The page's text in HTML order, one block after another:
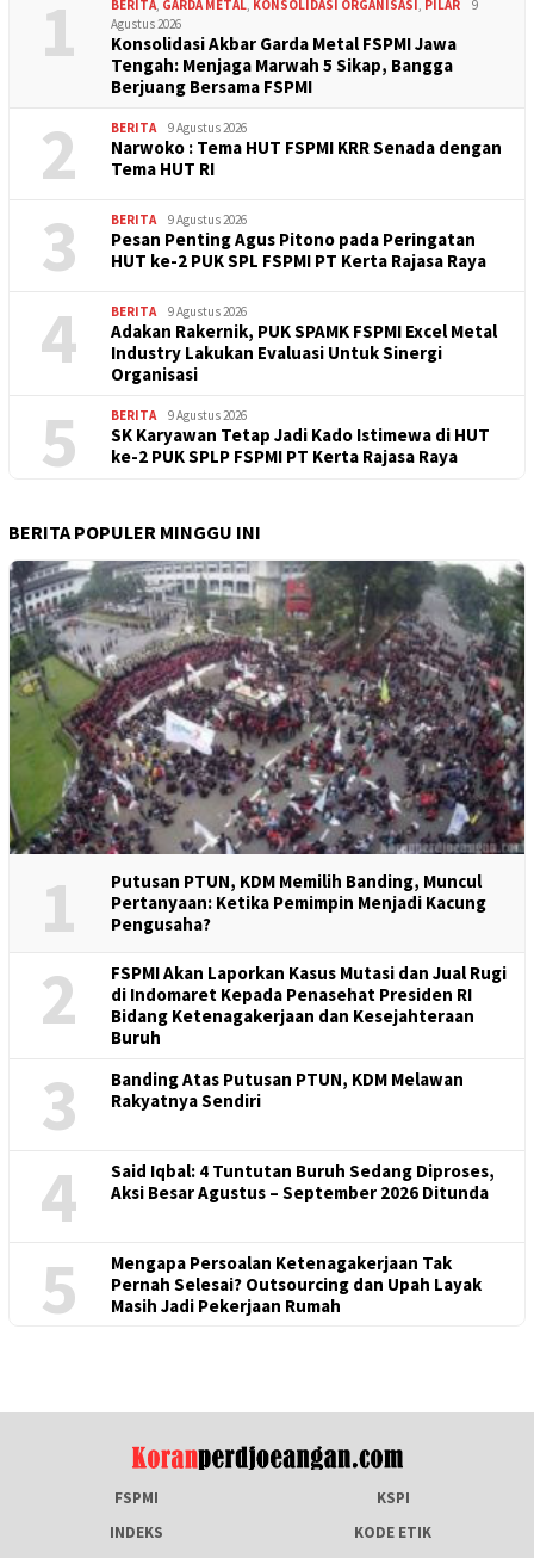
1 BERITA GARDA METAL KONSOLIDASI ORGANISASI PILAR
9
Agustus 2026
Konsolidasi Akbar Garda Metal FSPMI Jawa
Tengah: Menjaga Marwah 5 Sikap, Bangga
Berjuang Bersama FSPMI
2 BERITA 9 Agustus 2026
Narwoko : Tema HUT FSPMI KRR Senada dengan
Tema HUT RI
3 BERITA 9 Agustus 2026
Pesan Penting Agus Pitono pada Peringatan
HUT ke-2 PUK SPL FSPMI PT Kerta Rajasa Raya
4 BERITA 9 Agustus 2026
Adakan Rakernik, PUK SPAMK FSPMI Excel Metal
Industry Lakukan Evaluasi Untuk Sinergi
Organisasi
5 BERITA 9 Agustus 2026
SK Karyawan Tetap Jadi Kado Istimewa di HUT
ke-2 PUK SPLP FSPMI PT Kerta Rajasa Raya
BERITA POPULER MINGGU INI
1
Putusan PTUN, KDM Memilih Banding, Muncul
Pertanyaan: Ketika Pemimpin Menjadi Kacung
Pengusaha?
2
FSPMI Akan Laporkan Kasus Mutasi dan Jual Rugi
di Indomaret Kepada Penasehat Presiden RI
Bidang Ketenagakerjaan dan Kesejahteraan
Buruh
3
Banding Atas Putusan PTUN, KDM Melawan
Rakyatnya Sendiri
4
Said Iqbal: 4 Tuntutan Buruh Sedang Diproses,
Aksi Besar Agustus – September 2026 Ditunda
5
Mengapa Persoalan Ketenagakerjaan Tak
Pernah Selesai? Outsourcing dan Upah Layak
Masih Jadi Pekerjaan Rumah
FSPMI
KSPI
INDEKS
KODE ETIK